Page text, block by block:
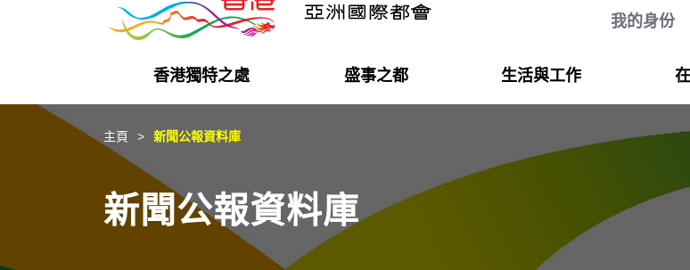
我的身份
香港獨特之處
營商機會
獨特優勢
盛事之都
盛事之都
最新活動精選
生活與工作
在港工作
都會生活
在港創業
初創企業
推廣香港@中國內地
推廣香港@中東
推廣香港@粵港澳大灣區
最新資訊
媒體資訊
主頁 新聞公報資料庫
新聞公報資料庫